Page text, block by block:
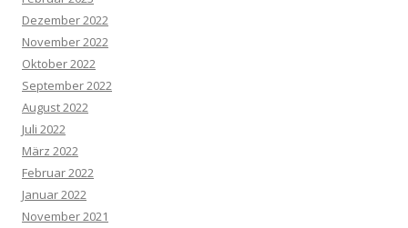
Dezember 2022
November 2022
Oktober 2022
September 2022
August 2022
Juli 2022
März 2022
Februar 2022
Januar 2022
November 2021